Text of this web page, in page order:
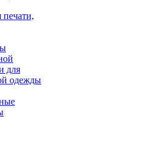
печати,
для
одежды